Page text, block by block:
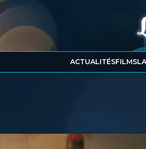
ACTUALITÉSFILMS